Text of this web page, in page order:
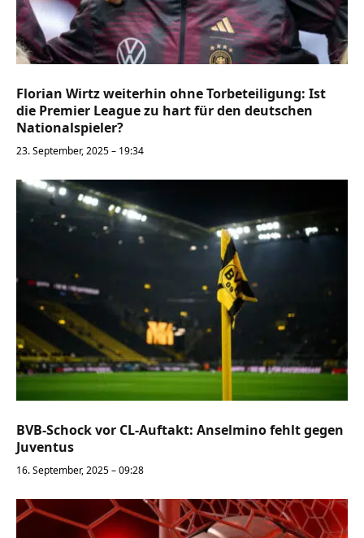
Florian Wirtz weiterhin ohne Torbeteiligung: Ist
die Premier League zu hart für den deutschen
Nationalspieler?
23. September, 2025 – 19:34
BVB-Schock vor CL-Auftakt: Anselmino fehlt gegen
Juventus
16. September, 2025 – 09:28